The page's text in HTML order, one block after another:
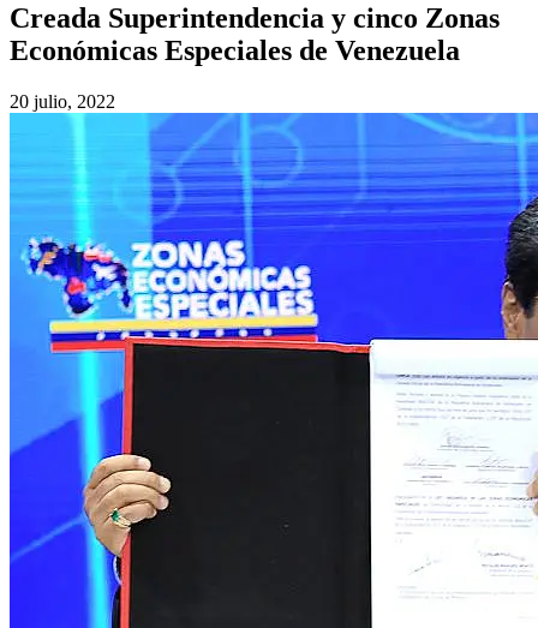
Creada Superintendencia y cinco Zonas
Económicas Especiales de Venezuela
20 julio, 2022